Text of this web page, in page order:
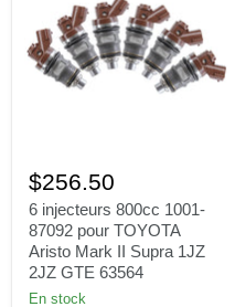
injecteurs
800cc
1001-
87092
pour
TOYOTA
Aristo
Mark
$256.50
6 injecteurs 800cc 1001-
87092 pour TOYOTA
Aristo Mark II Supra 1JZ
2JZ GTE 63564
En stock